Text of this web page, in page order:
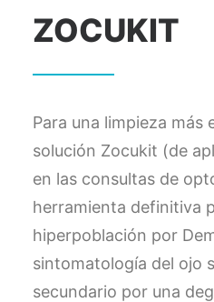
ZOCUKIT
Para una limpieza más
solución Zocukit (de
en las consultas de
herramienta definitiva
hiperpoblación por
sintomatología del ojo
secundario por una